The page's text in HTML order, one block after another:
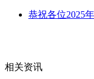
恭祝各位2025
相关资讯